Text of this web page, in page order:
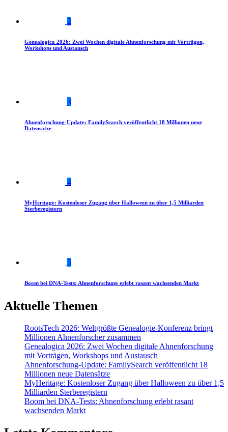
2
Genealogica 2026: Zwei Wochen digitale Ahnenforschung mit Vorträgen,
Workshops und Austausch
3
Ahnenforschung-Update: FamilySearch veröffentlicht 18 Millionen neue
Datensätze
4
MyHeritage: Kostenloser Zugang über Halloween zu über 1,5 Milliarden
Sterberegistern
5
Boom bei DNA-Tests: Ahnenforschung erlebt rasant wachsenden Markt
Aktuelle Themen
RootsTech 2026: Weltgrößte Genealogie-Konferenz bringt
Millionen Ahnenforscher zusammen
Genealogica 2026: Zwei Wochen digitale Ahnenforschung
mit Vorträgen, Workshops und Austausch
Ahnenforschung-Update: FamilySearch veröffentlicht 18
Millionen neue Datensätze
MyHeritage: Kostenloser Zugang über Halloween zu über 1,5
Milliarden Sterberegistern
Boom bei DNA-Tests: Ahnenforschung erlebt rasant
wachsenden Markt